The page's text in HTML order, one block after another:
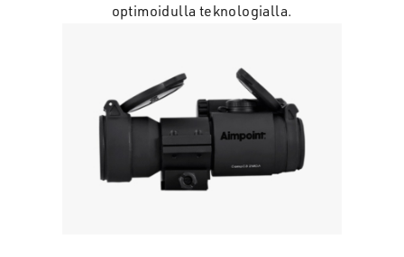
optimoidulla teknologialla.